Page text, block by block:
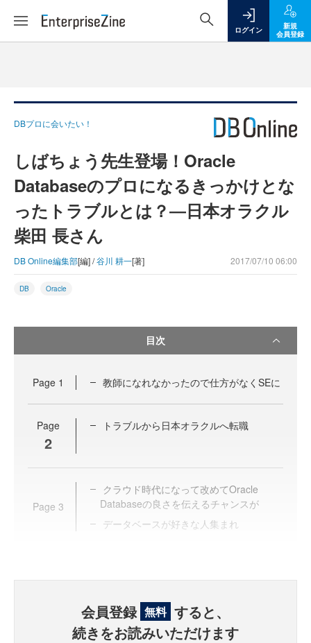
ログイン
新規
会員登録
DBプロに会いたい！
しばちょう先生登場！Oracle
Databaseのプロになるきっかけとな
ったトラブルとは？―日本オラクル
柴田 長さん
DB Online編集部[編] /谷川 耕一[著] 2017/07/10 06:00
DB Oracle
目次
Page 1 教師になれなかったので仕方がなくSEに
Page
2
トラブルから日本オラクルへ転職
Page 3
クラウド時代になって改めてOracle
Databaseの良さを伝えるチャンスが
データベースが好きな人集まれ
会員登録 無料 すると、
続きをお読みいただけます